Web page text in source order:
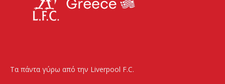
Τα πάντα γύρω από την Liverpool F.C.